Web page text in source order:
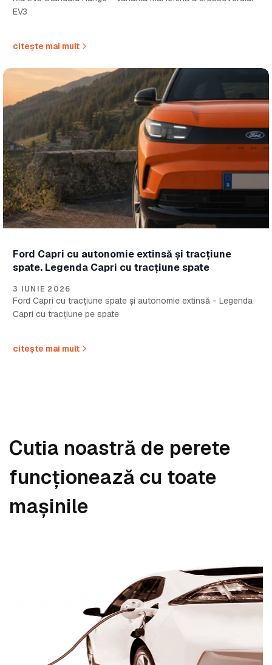
EV3
citește mai mult
Ford Capri cu autonomie extinsă și tracțiune
spate. Legenda Capri cu tracțiune spate
3 IUNIE 2026
Ford Capri cu tracțiune spate și autonomie extinsă - Legenda
Capri cu tracțiune pe spate
citește mai mult
Cutia noastră de perete
funcționează cu toate
mașinile